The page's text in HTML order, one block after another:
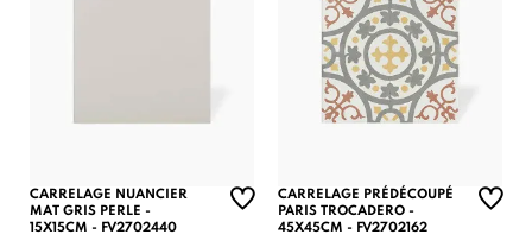
CARRELAGE NUANCIER
MAT GRIS PERLE -
15X15CM - FV2702440
CARRELAGE PRÉDÉCOUPÉ
PARIS TROCADERO -
45X45CM - FV2702162